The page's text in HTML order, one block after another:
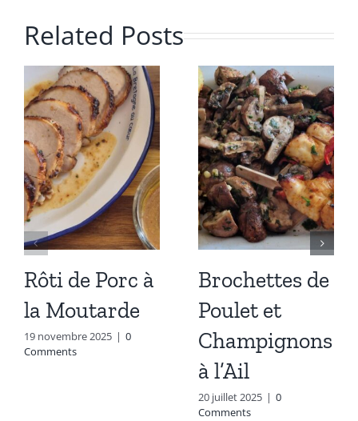
Related Posts
Rôti de Porc à
la Moutarde
19 novembre 2025 | 0
Comments
Brochettes de
Poulet et
Champignons
à l’Ail
20 juillet 2025 | 0
Comments